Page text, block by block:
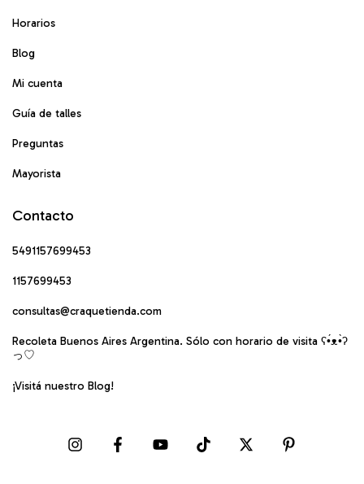
Horarios
Blog
Mi cuenta
Guía de talles
Preguntas
Mayorista
Contacto
5491157699453
1157699453
consultas@craquetienda.com
Recoleta Buenos Aires Argentina. Sólo con horario de visita ʕ•́ᴥ•̀ʔ
っ♡
¡Visitá nuestro Blog!